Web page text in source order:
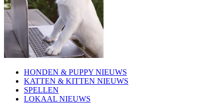
HONDEN & PUPPY NIEUWS
KATTEN & KITTEN NIEUWS
SPELLEN
LOKAAL NIEUWS